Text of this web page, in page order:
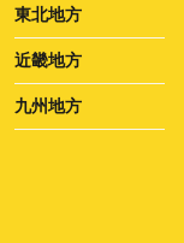
東北地方
近畿地方
九州地方